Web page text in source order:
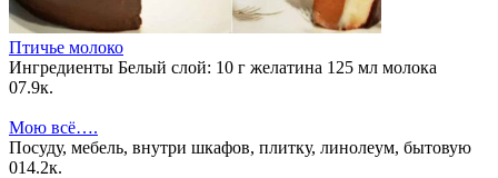
Птичье молоко
Ингредиенты Белый слой: 10 г желатина 125 мл молока
07.9к.
Мою всё….
Посуду, мебель, внутри шкафов, плитку, линолеум, бытовую
014.2к.